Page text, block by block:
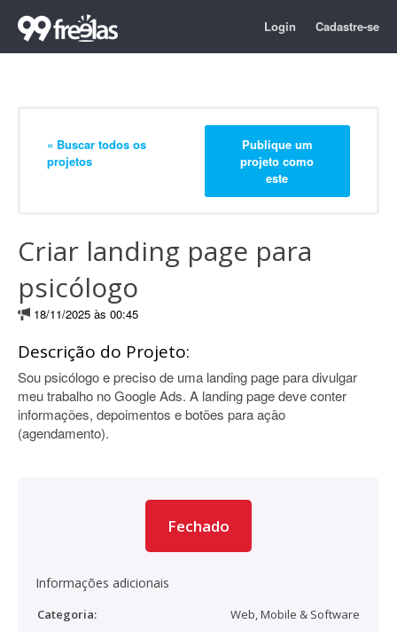
Login Cadastre-se
« Buscar todos os
projetos
Publique um
projeto como
este
Criar landing page para
psicólogo
18/11/2025 às 00:45
Descrição do Projeto:
Sou psicólogo e preciso de uma landing page para divulgar
meu trabalho no Google Ads. A landing page deve conter
informações, depoimentos e botões para ação
(agendamento).
Fechado
Informações adicionais
Categoria:
Web, Mobile & Software